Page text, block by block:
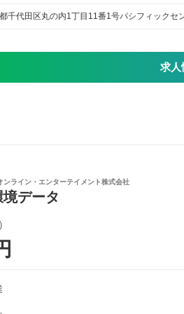
千代田区丸の内1丁目11番1号パシフィックセ
求人
ンライン・エンターテイメント株式会社
データ